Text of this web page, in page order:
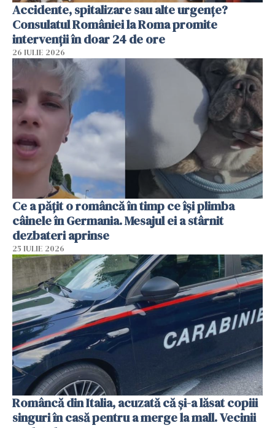
Accidente, spitalizare sau alte urgențe?
Consulatul României la Roma promite
intervenții în doar 24 de ore
26 IULIE 2026
Ce a pățit o româncă în timp ce își plimba
câinele în Germania. Mesajul ei a stârnit
dezbateri aprinse
25 IULIE 2026
Româncă din Italia, acuzată că și-a lăsat copiii
singuri în casă pentru a merge la mall. Vecinii